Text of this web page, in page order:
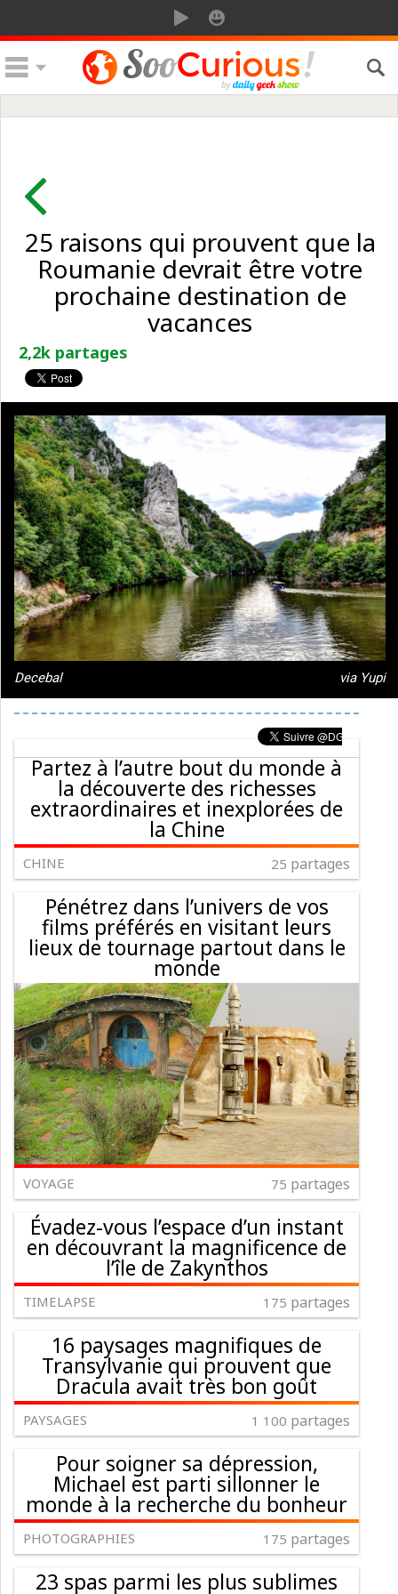
25 raisons qui prouvent que la
Roumanie devrait être votre
prochaine destination de
vacances
2,2k partages
Decebal via Yupi
Partez à l’autre bout du monde à
la découverte des richesses
extraordinaires et inexplorées de
la Chine
CHINE 25 partages
Pénétrez dans l’univers de vos
films préférés en visitant leurs
lieux de tournage partout dans le
monde
VOYAGE 75 partages
Évadez-vous l’espace d’un instant
en découvrant la magnificence de
l’île de Zakynthos
TIMELAPSE 175 partages
16 paysages magnifiques de
Transylvanie qui prouvent que
Dracula avait très bon goût
PAYSAGES 1 100 partages
Pour soigner sa dépression,
Michael est parti sillonner le
monde à la recherche du bonheur
PHOTOGRAPHIES 175 partages
23 spas parmi les plus sublimes